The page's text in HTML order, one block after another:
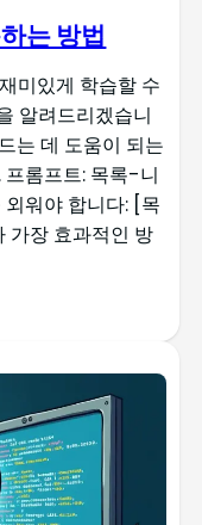
는 방법
미있게 학습할 수
알려드리겠습니
는 데 도움이 되는
롬프트: 목록-니
워야 합니다: [목
가장 효과적인 방